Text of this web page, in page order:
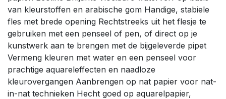
van kleurstoffen en arabische gom Handige, stabiele
fles met brede opening Rechtstreeks uit het flesje te
gebruiken met een penseel of pen, of direct op je
kunstwerk aan te brengen met de bijgeleverde pipet
Vermeng kleuren met water en een penseel voor
prachtige aquareleffecten en naadloze
kleurovergangen Aanbrengen op nat papier voor nat-
in-nat technieken Hecht goed op aquarelpapier,